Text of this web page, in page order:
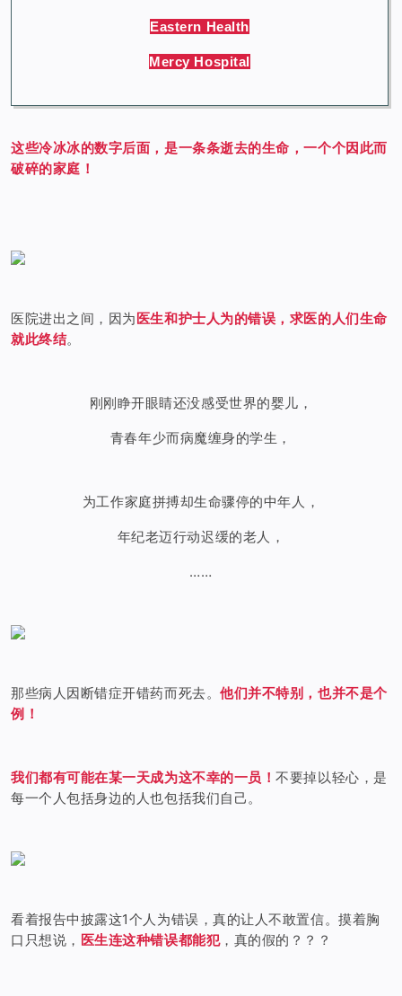
Eastern Health
Mercy Hospital
这些冷冰冰的数字后面，是一条条逝去的生命，一个个因此而
破碎的家庭！
医院进出之间，因为医生和护士人为的错误，求医的人们生命
就此终结。
刚刚睁开眼睛还没感受世界的婴儿，
青春年少而病魔缠身的学生，
为工作家庭拼搏却生命骤停的中年人，
年纪老迈行动迟缓的老人，
……
那些病人因断错症开错药而死去。他们并不特别，也并不是个
例！
我们都有可能在某一天成为这不幸的一员！不要掉以轻心，是
每一个人包括身边的人也包括我们自己。
看着报告中披露这1个人为错误，真的让人不敢置信。摸着胸
口只想说， 医生连这种错误都能犯，真的假的？？？